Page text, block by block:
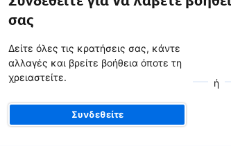
σας
Δείτε όλες τις κρατήσεις σας, κάντε
αλλαγές και βρείτε βοήθεια όποτε τη
χρειαστείτε.
Συνδεθείτε
ή